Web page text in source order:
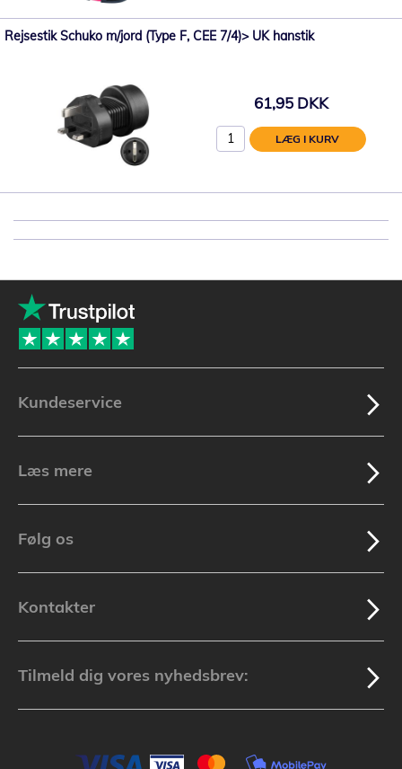
Rejsestik Schuko m/jord (Type F, CEE 7/4)> UK hanstik
61,95 DKK
LÆG I KURV
Kundeservice
Læs mere
Følg os
Kontakter
Tilmeld dig vores nyhedsbrev: